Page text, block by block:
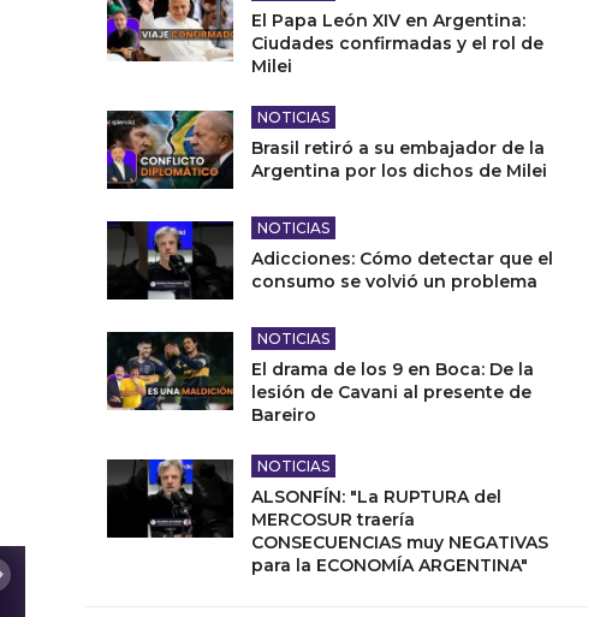
El Papa León XIV en Argentina:
Ciudades confirmadas y el rol de
Milei
NOTICIAS
Brasil retiró a su embajador de la
Argentina por los dichos de Milei
NOTICIAS
Adicciones: Cómo detectar que el
consumo se volvió un problema
NOTICIAS
El drama de los 9 en Boca: De la
lesión de Cavani al presente de
Bareiro
NOTICIAS
ALSONFÍN: "La RUPTURA del
MERCOSUR traería
CONSECUENCIAS muy NEGATIVAS
para la ECONOMÍA ARGENTINA"